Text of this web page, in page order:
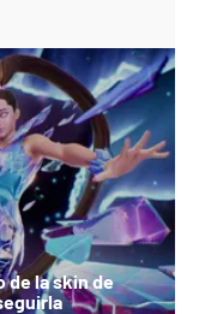
de la skin de